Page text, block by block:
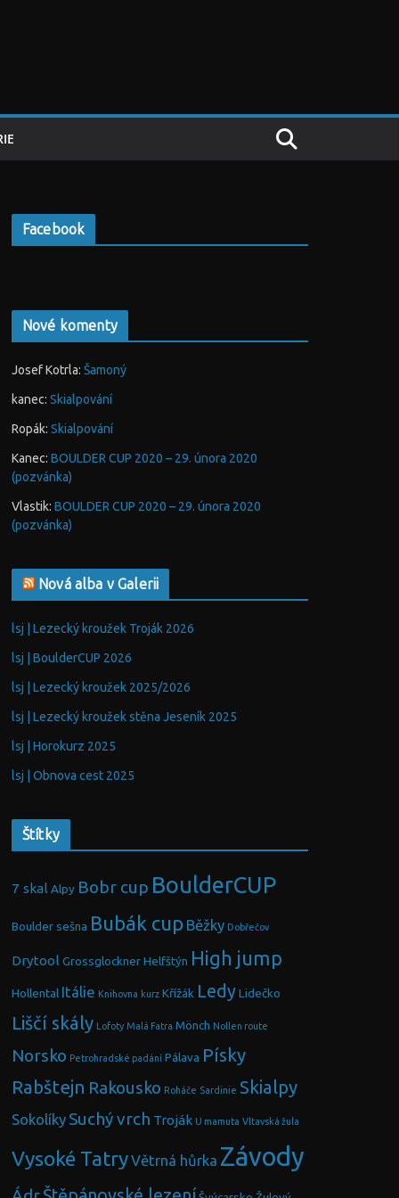
Facebook
Nové komenty
Josef Kotrla: Šamoný
kanec: Skialpování
Ropák: Skialpování
Kanec: BOULDER CUP 2020 – 29. února 2020
(pozvánka)
Vlastik: BOULDER CUP 2020 – 29. února 2020
(pozvánka)
Nová alba v Galerii
lsj | Lezecký kroužek Troják 2026
lsj | BoulderCUP 2026
lsj | Lezecký kroužek 2025/2026
lsj | Lezecký kroužek stěna Jeseník 2025
lsj | Horokurz 2025
lsj | Obnova cest 2025
Štítky
7 skal Alpy Bobr cup BoulderCUP
Boulder sešna Bubák cup Běžky Dobřečov
Drytool Grossglockner Helfštýn High jump
Hollental Itálie Knihovna kurz Křížák Ledy Lidečko
Liščí skály Lofoty Malá Fatra Mönch Nollen route
Norsko Petrohradské padání Pálava Písky
Rabštejn Rakousko Roháče Sardinie Skialpy
Sokolíky Suchý vrch Troják U mamuta Vltavská žula
Vysoké TatryVětrná hůrka Závody